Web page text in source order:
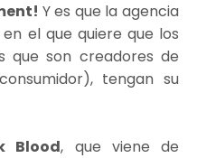
Y es que la agencia
en el que quiere que los
que son creadores de
tengan su
Blood, que viene de